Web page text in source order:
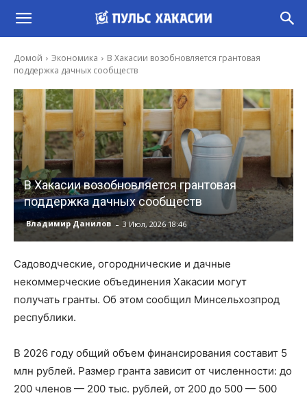
Домой Экономика
В Хакасии возобновляется грантовая
поддержка дачных сообществ
В Хакасии возобновляется грантовая
поддержка дачных сообществ
Владимир Данилов - 3 Июл, 2026 18:46
Садоводческие, огороднические и дачные
некоммерческие объединения Хакасии могут
получать гранты. Об этом сообщил Минсельхозпрод
республики.
В 2026 году общий объем финансирования составит 5
млн рублей. Размер гранта зависит от численности: до
200 членов — 200 тыс. рублей, от 200 до 500 — 500